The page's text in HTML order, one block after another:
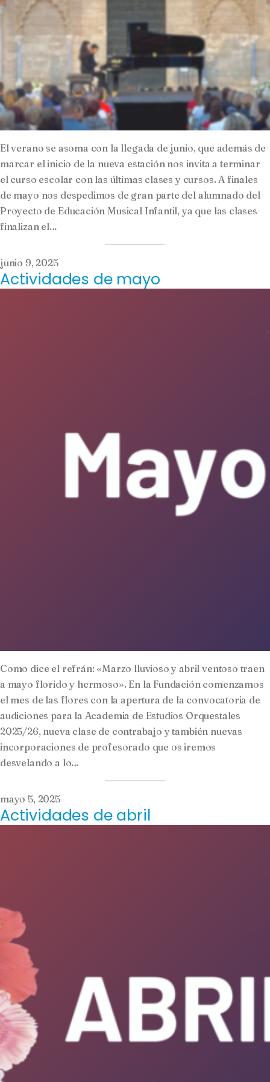
El verano se asoma con la llegada de junio, que además de
marcar el inicio de la nueva estación nos invita a terminar
el curso escolar con las últimas clases y cursos. A finales
de mayo nos despedimos de gran parte del alumnado del
Proyecto de Educación Musical Infantil, ya que las clases
finalizan el…
junio 9, 2025
Actividades de mayo
Como dice el refrán: «Marzo lluvioso y abril ventoso traen
a mayo florido y hermoso». En la Fundación comenzamos
el mes de las flores con la apertura de la convocatoria de
audiciones para la Academia de Estudios Orquestales
2025/26, nueva clase de contrabajo y también nuevas
incorporaciones de profesorado que os iremos
desvelando a lo…
mayo 5, 2025
Actividades de abril